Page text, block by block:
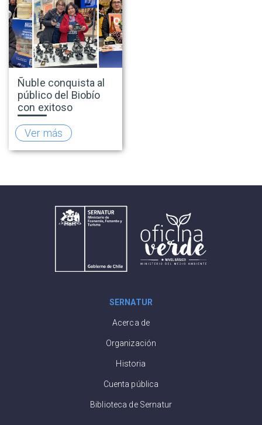
Ñuble conquista al
público del Biobío
con exitoso
lanzamiento de la
temporada de
invierno 2026
Ver más
SERNATUR
Acerca de
Organización
Historia
Cuenta pública
Biblioteca de Sernatur